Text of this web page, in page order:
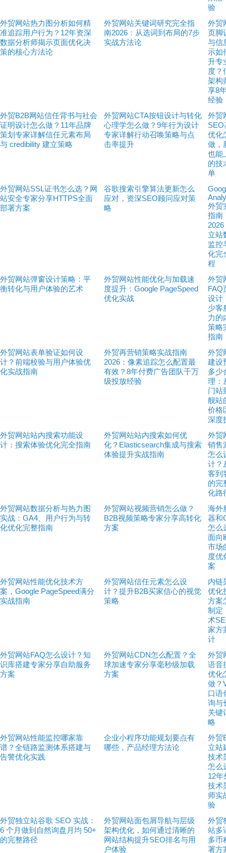
验
外贸网站热力图分析如何精
准追踪用户行为？12年资深
数据分析师揭示页面优化决
策的核心方法论
外贸网站关键词研究完全指
南2026：从选词到布局的7步
实战方法论
外贸
页脚
与信
示如
升专
度？
架构
享8
经验
外贸B2B网站信任背书与社会
证明设计怎么做？11年品牌
策划专家详解信任元素布局
与 credibility 建立策略
外贸网站CTA按钮设计与转化
心理学怎么做？9年行为设计
专家详解行动召唤策略与点
击率提升
外贸
SEO
优化
做，
也能
的技
单
外贸网站SSL证书怎么选？网
站安全专家分享HTTPS全面
部署方案
谷歌搜索引擎算法更新怎么
应对，资深SEO顾问应对策
略
外贸
指南
立站
监控
化完
程
外贸网站弹窗设计策略：平
衡转化与用户体验的艺术
外贸网站性能优化与加载速
度提升：Google PageSpeed
优化实战
外贸
FAQ
设计
少客
力的
策略
指南
外贸网站表单验证如何设
计？前端校验与用户体验优
化实战指南
外贸再营销策略实战指南
2026：像素追踪怎么配置最
有效？8年付费广告团队千万
级投放经验
外贸
建设
多少
理：
门站
舰站
价格
深度
外贸网站站内搜索功能设
计：搜索体验优化完全指南
外贸网站站内搜索如何优
化？Elasticsearch集成与搜索
体验提升实战指南
外贸
销售
怎么
计？
客到
的完
化路
外贸网站数据分析与热力图
实战：GA4、用户行为与转
化优化完整指南
外贸网站视频营销怎么做？
B2B视频策略专家分享高转化
方案
海外
器和
怎么
面向
市场
度优
案
外贸网站性能优化技术方
案，Google PageSpeed满分
实战指南
外贸网站信任元素怎么设
计？提升B2B买家信心的视觉
策略
内链
优化
方案
制定
术
家方
计
外贸网站FAQ怎么设计？知
识库搭建专家分享自助服务
方案
外贸网站CDN怎么配置？全
球加速专家分享毫秒级加载
方案
外贸
语音
优化
做？
口语
询与
关键
略
外贸网站性能监控哪家靠
谱？全链路监测体系搭建与
告警优化实践
企业小程序功能规划要点有
哪些，产品经理方法论
外贸
立站
技术
怎么
12年
技术
师实
验
外贸独立站谷歌 SEO 实战：
6 个月做到自然询盘月均 50+
的完整路径
外贸网站面包屑导航与层级
架构优化，如何通过清晰的
网站结构提升SEO排名与用
户体验
外贸
站多
多币
署方